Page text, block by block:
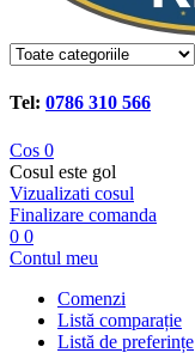
Tel: 0786 310 566
Cos 0
Cosul este gol
Vizualizati cosul
Finalizare comanda
0 0
Contul meu
Comenzi
Listă comparație
Listă de preferințe